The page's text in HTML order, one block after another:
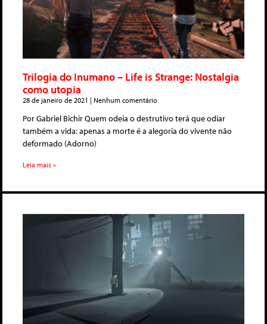
Trilogia do Inumano – Life is Strange: Nostalgia
como utopia
28 de janeiro de 2021 Nenhum comentário
Por Gabriel Bichir Quem odeia o destrutivo terá que odiar
também a vida: apenas a morte é a alegoria do vivente não
deformado (Adorno)
Leia mais »